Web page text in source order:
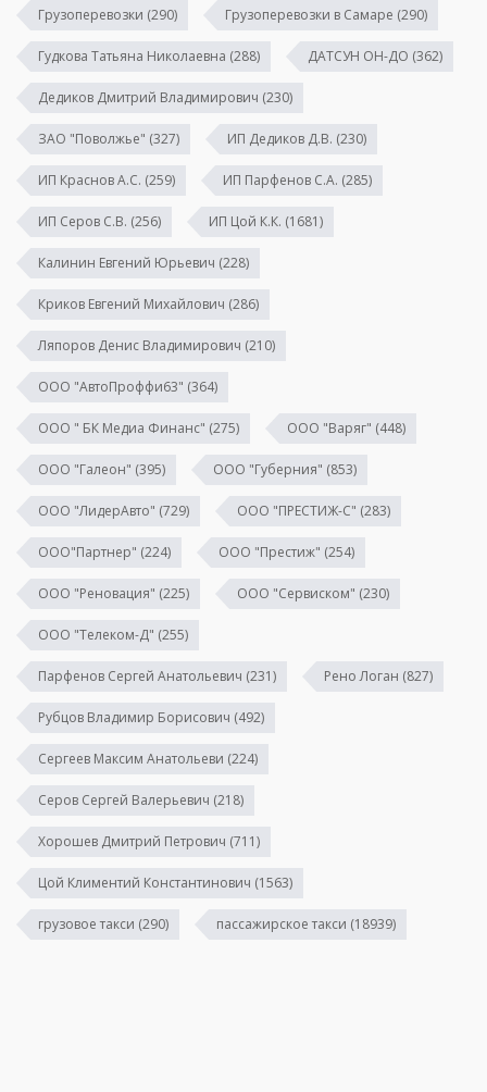
Грузоперевозки (290) Грузоперевозки в Самаре (290)
Гудкова Татьяна Николаевна (288) ДАТСУН ОН-ДО (362)
Дедиков Дмитрий Владимирович (230)
ЗАО "Поволжье" (327) ИП Дедиков Д.В. (230)
ИП Краснов А.С. (259) ИП Парфенов С.А. (285)
ИП Серов С.В. (256) ИП Цой К.К. (1681)
Калинин Евгений Юрьевич (228)
Криков Евгений Михайлович (286)
Ляпоров Денис Владимирович (210)
ООО "АвтоПроффи63" (364)
ООО " БК Медиа Финанс" (275) ООО "Варяг" (448)
ООО "Галеон" (395) ООО "Губерния" (853)
ООО "ЛидерАвто" (729) ООО "ПРЕСТИЖ-С" (283)
ООО"Партнер" (224) ООО "Престиж" (254)
ООО "Реновация" (225) ООО "Сервиском" (230)
ООО "Телеком-Д" (255)
Парфенов Сергей Анатольевич (231) Рено Логан (827)
Рубцов Владимир Борисович (492)
Сергеев Максим Анатольеви (224)
Серов Сергей Валерьевич (218)
Хорошев Дмитрий Петрович (711)
Цой Климентий Константинович (1563)
грузовое такси (290) пассажирское такси (18939)